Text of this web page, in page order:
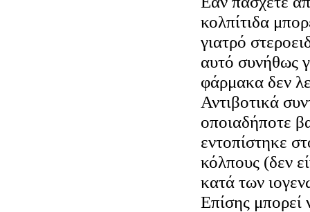
κολπίτιδα
γιατρό
αυτό συνήθως
φάρμακα δεν
Αντιβοτικά
οποιαδήποτε
εντοπίστηκε
κόλπους (δεν
κατά των
Επίσης μπορεί